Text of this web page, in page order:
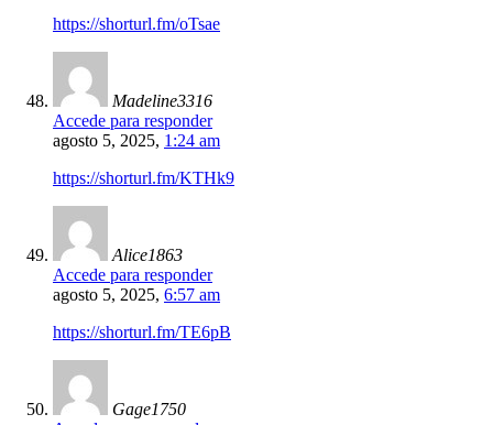
https://shorturl.fm/oTsae
Madeline3316
Accede para responder
agosto 5, 2025, 1:24 am
https://shorturl.fm/KTHk9
Alice1863
Accede para responder
agosto 5, 2025, 6:57 am
https://shorturl.fm/TE6pB
Gage1750